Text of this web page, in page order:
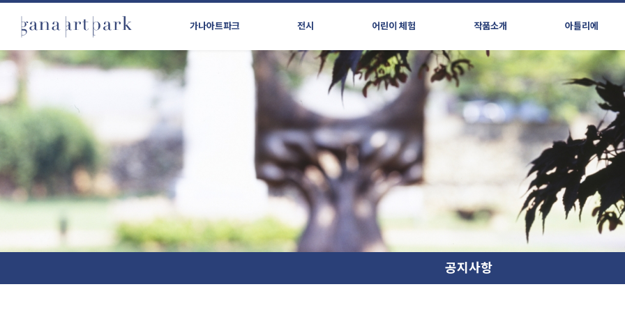
가나아트파크 전시 어린이 체험 작품소개 아틀리에
공지사항